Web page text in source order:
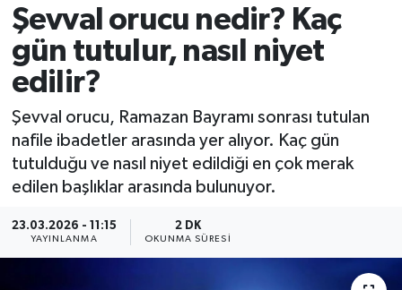
Şevval orucu nedir? Kaç
gün tutulur, nasıl niyet
edilir?
Şevval orucu, Ramazan Bayramı sonrası tutulan
nafile ibadetler arasında yer alıyor. Kaç gün
tutulduğu ve nasıl niyet edildiği en çok merak
edilen başlıklar arasında bulunuyor.
23.03.2026 - 11:15
YAYINLANMA
2 DK
OKUNMA SÜRESI
Araç Haberleri
Azdavay Haberleri
Bozkurt Haberleri
Çatalzeytin Haberleri
Cide Haberleri